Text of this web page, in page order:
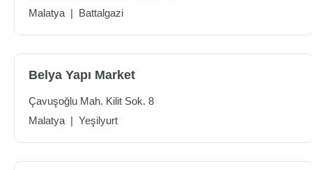
Malatya | Battalgazi
Belya Yapı Market
Çavuşoğlu Mah. Kilit Sok. 8
Malatya | Yeşilyurt